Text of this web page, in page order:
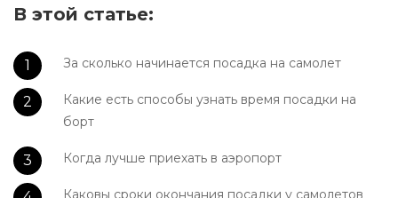
В этой статье:
За сколько начинается посадка на самолет
Какие есть способы узнать время посадки на
борт
Когда лучше приехать в аэропорт
Каковы сроки окончания посадки у самолетов